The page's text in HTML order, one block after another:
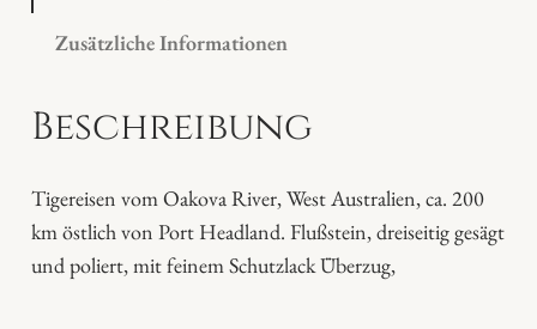
i
n
e
n
Zusätzliche Informationen
Beschreibung
Tigereisen vom Oakova River, West Australien, ca. 200
km östlich von Port Headland. Flußstein, dreiseitig gesägt
und poliert, mit feinem Schutzlack Überzug,